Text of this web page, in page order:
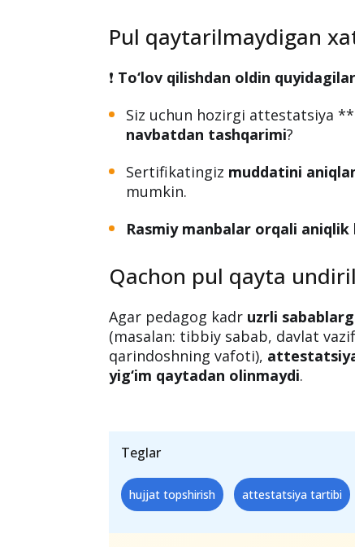
Pul qaytarilmaydigan
❗️ To‘lov qilishdan oldin
Siz uchun hozirgi attestatsiya
navbatdan tashqarimi?
Sertifikatingiz muddatini
mumkin.
Rasmiy manbalar orqali
Qachon pul qayta
Agar pedagog kadr uzrli
(masalan: tibbiy sabab, davlat
qarindoshning vafoti),
yig‘im qaytadan olinmaydi.
Teglar
hujjat topshirish attestatsiya tartibi